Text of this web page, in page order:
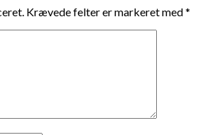
Krævede felter er markeret med*